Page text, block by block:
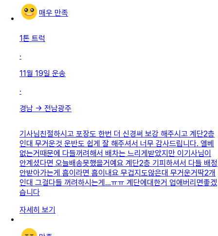
매우 만족
1톤 트럭
·
11월 19일 운송
·
경남 → 전남광주
기사님친절하시고 포장도 한번 더 신경써 보강 해주시고 계단2층
인대 무거운것 운반도 쉽게 잘 해주셔서 너무 감사드립니다. 엘베
없는거때문에 다들꺼려해서 배차는 느리게받았지만 이기사님이
안계셨다면 오늘배송못했을거예요 계단2층 기피하셔서 다들 배정
안받아가는게 흠이라면 흠이내요 무겁지도않은대 무거운거딱2개
인대 그걸다들 꺼려하시는게...ㅠㅠ 계단에대한거 업애버리면좋겠
습니다
자세히 보기